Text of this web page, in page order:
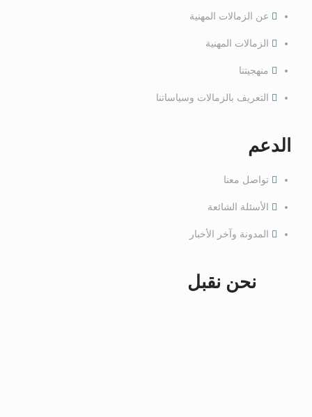
عن الزمالات المهنية
الزمالات المهنية
منهجيتنا
التعريف بالزمالات وسياساتنا
الدعم
تواصل معنا
الأسئلة الشائعة
المدونة وآخر الأخبار
نحن نقبل